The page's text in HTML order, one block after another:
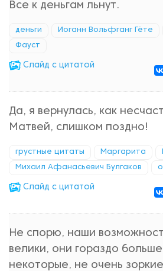
Все к деньгам льнут.
деньги Иоганн Вольфганг Гёте
Фауст
Cлайд с цитатой
Да, я вернулась, как
Матвей, слишком поздно!
грустные цитаты Маргарита
Михаил Афанасьевич Булгаков
Cлайд с цитатой
Не спорю, наши
велики, они гораздо
некоторые, не очень